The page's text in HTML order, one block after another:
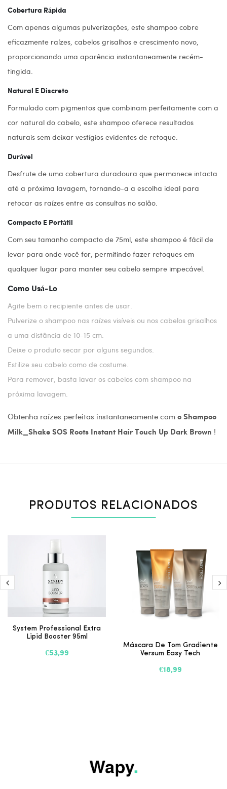
Cobertura Rápida
Com apenas algumas pulverizações, este shampoo cobre
eficazmente raízes, cabelos grisalhos e crescimento novo,
proporcionando uma aparência instantaneamente recém-
tingida.
Natural E Discreto
Formulado com pigmentos que combinam perfeitamente com a
cor natural do cabelo, este shampoo oferece resultados
naturais sem deixar vestígios evidentes de retoque.
Durável
Desfrute de uma cobertura duradoura que permanece intacta
até a próxima lavagem, tornando-a a escolha ideal para
retocar as raízes entre as consultas no salão.
Compacto E Portátil
Com seu tamanho compacto de 75ml, este shampoo é fácil de
levar para onde você for, permitindo fazer retoques em
qualquer lugar para manter seu cabelo sempre impecável.
Como Usá-Lo
Agite bem o recipiente antes de usar.
Pulverize o shampoo nas raízes visíveis ou nos cabelos grisalhos
a uma distância de 10-15 cm.
Deixe o produto secar por alguns segundos.
Estilize seu cabelo como de costume.
Para remover, basta lavar os cabelos com shampoo na
próxima lavagem.
Obtenha raízes perfeitas instantaneamente com o Shampoo
Milk_Shake SOS Roots Instant Hair Touch Up Dark Brown !
PRODUTOS RELACIONADOS
System Professional Extra
Lipid Booster 95ml
€53,99
Máscara De Tom Gradiente
Versum Easy Tech
€18,99